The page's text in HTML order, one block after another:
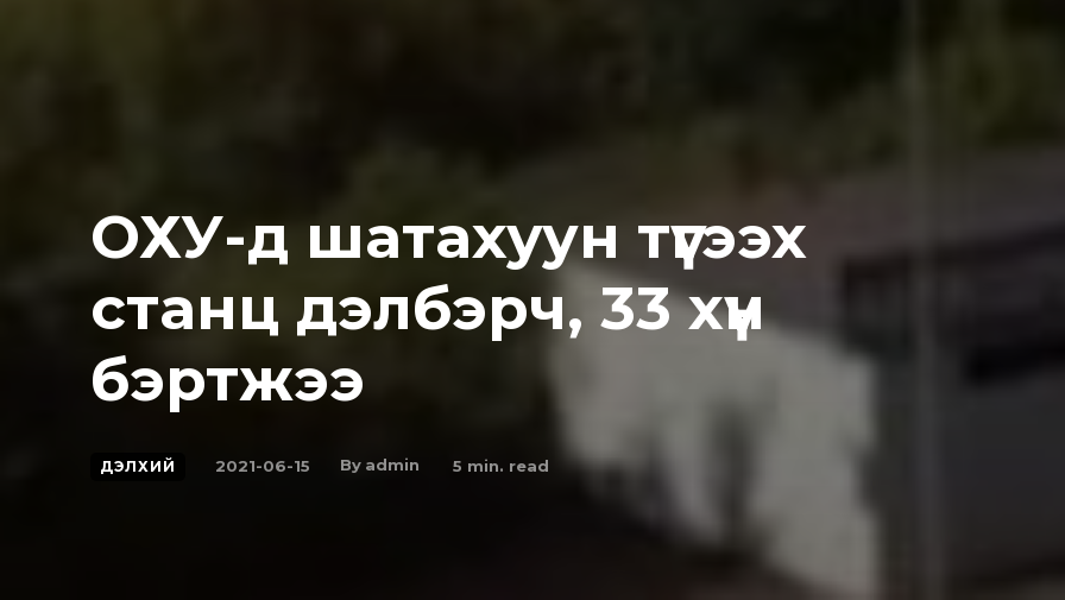
ОХУ-д шатахуун түгээх
станц дэлбэpч, 33 хүн
бэртжээ
ДЭЛХИЙ 2021-06-15 By admin 5 min. read